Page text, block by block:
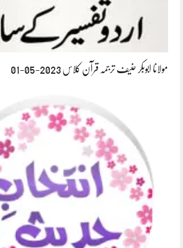
مولانا ابوبکر حنیف ترجمہ قرآن کلاس 2023-05-01